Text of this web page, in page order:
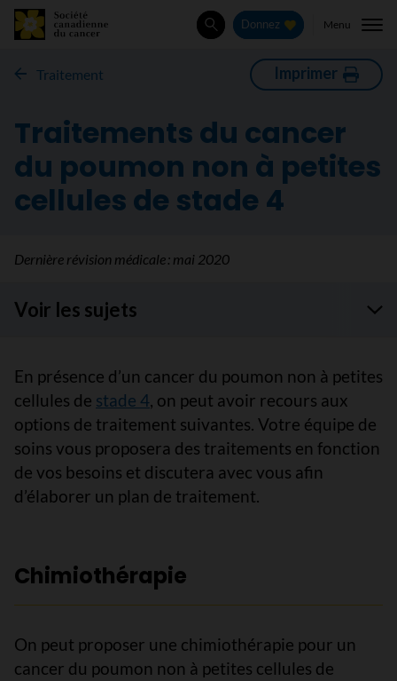
Rechercher
Donnez Menu
Traitement Imprimer
Traitements du cancer
du poumon non à petites
cellules de stade 4
Dernière révision médicale : mai 2020
Voir les sujets
En présence d’un cancer du poumon non à petites
cellules de stade 4, on peut avoir recours aux
options de traitement suivantes. Votre équipe de
soins vous proposera des traitements en fonction
de vos besoins et discutera avec vous afin
d’élaborer un plan de traitement.
Chimiothérapie
On peut proposer une chimiothérapie pour un
cancer du poumon non à petites cellules de